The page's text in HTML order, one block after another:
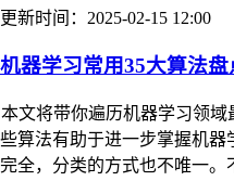
更新时间：2025-02-15 12:00
机器学习常用35大算法盘
本文将带你遍历机器学习领
些算法有助于进一步掌握机
完全，分类的方式也不唯一